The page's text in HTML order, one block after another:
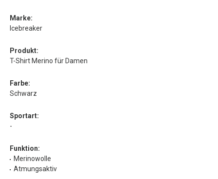
Marke:
Icebreaker
Produkt:
T-Shirt Merino für Damen
Farbe:
Schwarz
Sportart:
-
Funktion:
Merinowolle
Atmungsaktiv